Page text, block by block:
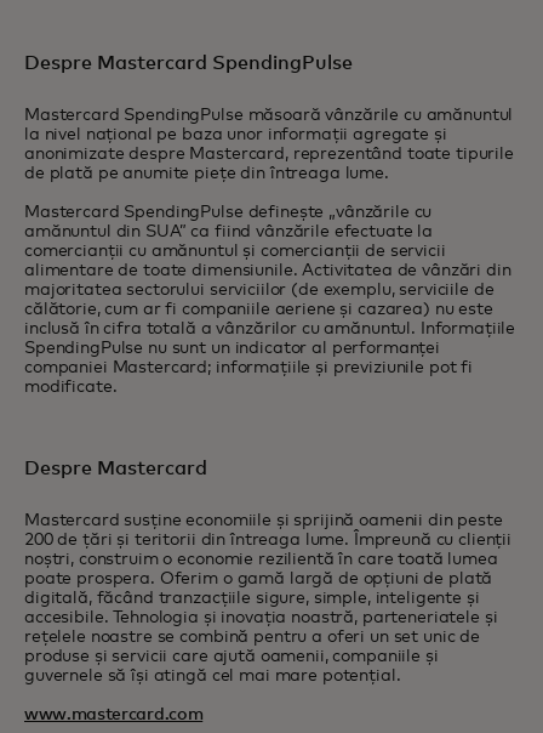
Despre Mastercard SpendingPulse
Mastercard SpendingPulse măsoară vânzările cu amănuntul
la nivel național pe baza unor informații agregate și
anonimizate despre Mastercard, reprezentând toate tipurile
de plată pe anumite piețe din întreaga lume.
Mastercard SpendingPulse definește „vânzările cu
amănuntul din SUA” ca fiind vânzările efectuate la
comercianții cu amănuntul și comercianții de servicii
alimentare de toate dimensiunile. Activitatea de vânzări din
majoritatea sectorului serviciilor (de exemplu, serviciile de
călătorie, cum ar fi companiile aeriene și cazarea) nu este
inclusă în cifra totală a vânzărilor cu amănuntul. Informațiile
SpendingPulse nu sunt un indicator al performanței
companiei Mastercard; informațiile și previziunile pot fi
modificate.
Despre Mastercard
Mastercard susține economiile și sprijină oamenii din peste
200 de țări și teritorii din întreaga lume. Împreună cu clienții
noștri, construim o economie rezilientă în care toată lumea
poate prospera. Oferim o gamă largă de opțiuni de plată
digitală, făcând tranzacțiile sigure, simple, inteligente și
accesibile. Tehnologia și inovația noastră, parteneriatele și
rețelele noastre se combină pentru a oferi un set unic de
produse și servicii care ajută oamenii, companiile și
guvernele să își atingă cel mai mare potențial.
www.mastercard.com